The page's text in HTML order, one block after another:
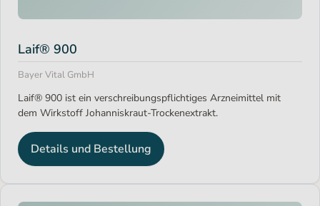
Laif® 900
Bayer Vital GmbH
Laif® 900 ist ein verschreibungspflichtiges Arzneimittel mit
dem Wirkstoff Johanniskraut-Trockenextrakt.
Details und Bestellung